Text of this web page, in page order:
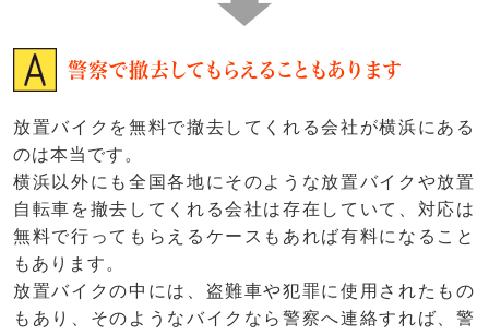
警察で撤去してもらえることもあります
放置バイクを無料で撤去してくれる会社が横浜にある
のは本当です。
横浜以外にも全国各地にそのような放置バイクや放置
自転車を撤去してくれる会社は存在していて、対応は
無料で行ってもらえるケースもあれば有料になること
もあります。
放置バイクの中には、盗難車や犯罪に使用されたもの
もあり、そのようなバイクなら警察へ連絡すれば、警